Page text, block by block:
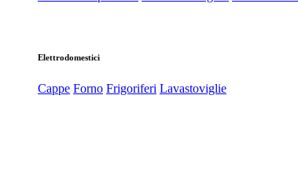
Elettrodomestici
Cappe Forno Frigoriferi Lavastoviglie